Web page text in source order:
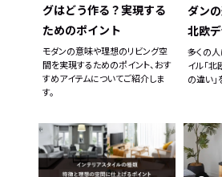
グはどう作る？実現する
ためのポイント
モダンの意味や理想のリビング空
間を実現するためのポイント、おす
すめアイテムについてご紹介しま
す。
ダン
北欧
多くの
イル「
の違い」